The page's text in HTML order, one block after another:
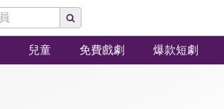
兒童 免費戲劇 爆款短劇